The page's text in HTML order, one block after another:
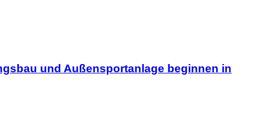
und Außensportanlage beginnen in